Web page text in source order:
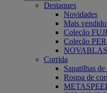
Destaques
Novidades
Mais
Coleção
Coleção
Corrida
Sapatilhas
Roupa de